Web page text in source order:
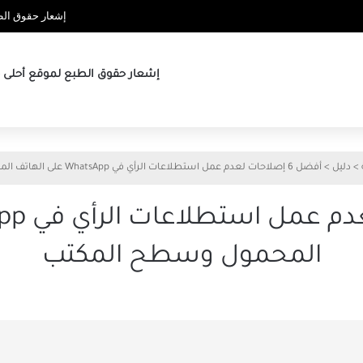
إشعار حقوق
إشعار حقوق الطبع لموقع أحلى
> دليل > أفضل 6 إصلاحات لعدم عمل استطلاعات الرأي في WhatsApp على الهاتف المحمول وسطح المكتب
المحمول وسطح المكتب